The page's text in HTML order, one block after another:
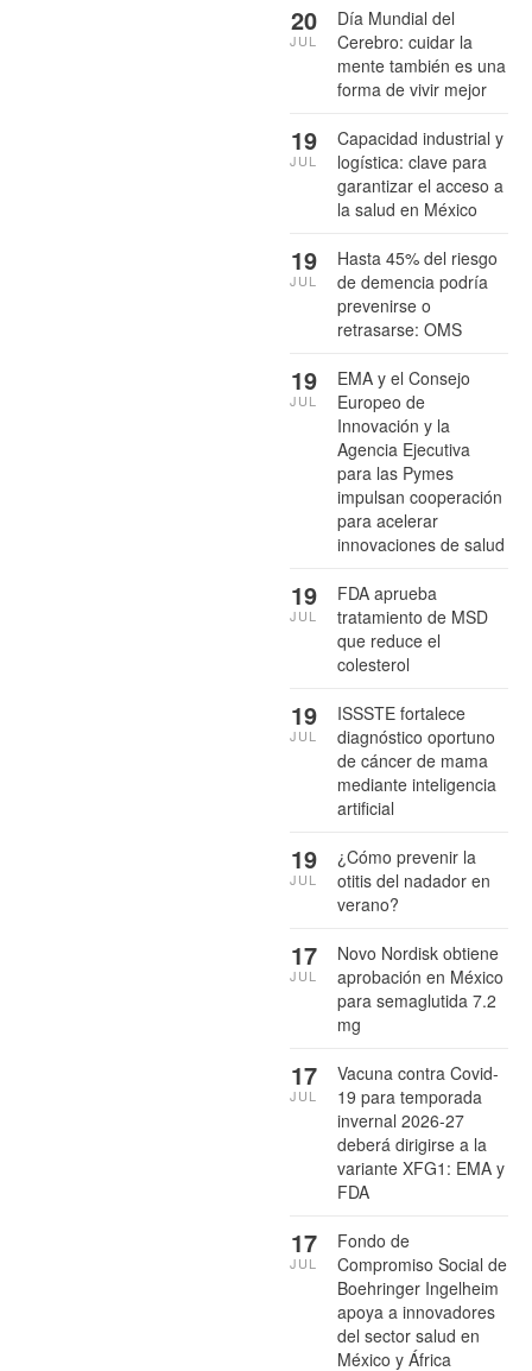
Día Mundial del
Cerebro: cuidar la
mente también es una
forma de vivir mejor
20
JUL
Capacidad industrial y
logística: clave para
garantizar el acceso a
la salud en México
19
JUL
Hasta 45% del riesgo
de demencia podría
prevenirse o
retrasarse: OMS
19
JUL
EMA y el Consejo
Europeo de
Innovación y la
Agencia Ejecutiva
para las Pymes
impulsan cooperación
para acelerar
innovaciones de salud
19
JUL
FDA aprueba
tratamiento de MSD
que reduce el
colesterol
19
JUL
ISSSTE fortalece
diagnóstico oportuno
de cáncer de mama
mediante inteligencia
artificial
19
JUL
¿Cómo prevenir la
otitis del nadador en
verano?
19
JUL
Novo Nordisk obtiene
aprobación en México
para semaglutida 7.2
mg
17
JUL
Vacuna contra Covid-
19 para temporada
invernal 2026-27
deberá dirigirse a la
variante XFG1: EMA y
FDA
17
JUL
Fondo de
Compromiso Social de
Boehringer Ingelheim
apoya a innovadores
del sector salud en
México y África
17
JUL